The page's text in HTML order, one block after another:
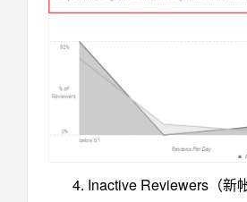
4. Inactive Reviewers（新